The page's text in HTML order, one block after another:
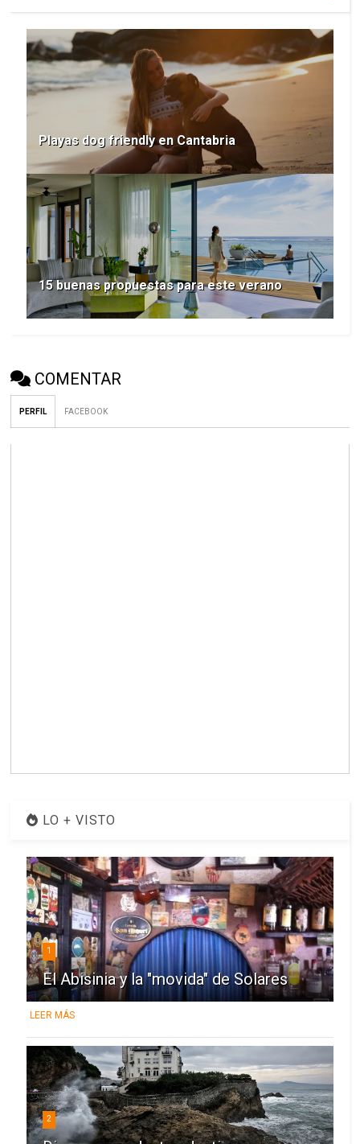
Playas dog friendly en Cantabria
15 buenas propuestas para este verano
COMENTAR
PERFIL FACEBOOK
LO + VISTO
1
El Abisinia y la "movida" de Solares
LEER MÁS
2